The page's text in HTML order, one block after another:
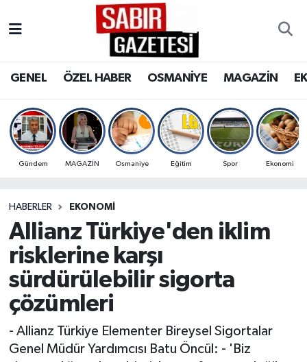
GENEL ÖZEL HABER OSMANİYE MAGAZİN
Gündem MAGAZİN Osmaniye Eğitim Spor Ekonomi
HABERLER EKONOMI
Allianz Türkiye'den iklim
risklerine karşı
sürdürülebilir sigorta
çözümleri
- Allianz Türkiye Elementer Bireysel Sigortalar
Genel Müdür Yardımcısı Batu Öncül: - 'Biz
OSMANİYE
MAGAZİN
SPOR
RESMİ İLANLAR
Osmaniye Nöbetçi Eczaneler
Osmaniye Trafik Yoğunluk Haritası
Süper Lig Puan Durumu ve Fikstür
Son Dakika Haberleri
Haber Arşivi